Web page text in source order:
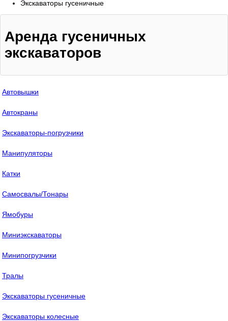
Экскаваторы гусеничные
Аренда гусеничных
экскаваторов
Автовышки
Автокраны
Экскаваторы-погрузчики
Манипуляторы
Катки
Самосвалы/Тонары
Ямобуры
Миниэкскаваторы
Минипогрузчики
Тралы
Экскаваторы гусеничные
Экскаваторы колесные